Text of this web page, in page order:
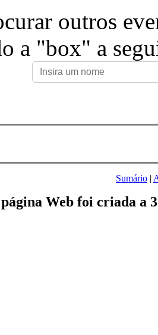
outros
a "box" a
Sumário |
Web foi criada a